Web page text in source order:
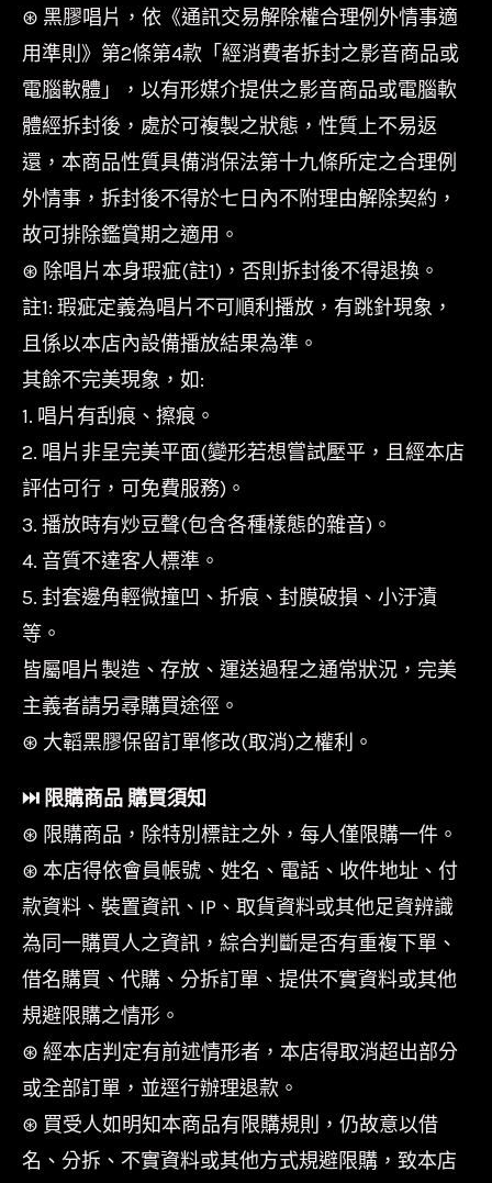
⊛ 黑膠唱片，依《通訊交易解除權合理例外情事適
用準則》第2條第4款「經消費者拆封之影音商品或
電腦軟體」，以有形媒介提供之影音商品或電腦軟
體經拆封後，處於可複製之狀態，性質上不易返
還，本商品性質具備消保法第十九條所定之合理例
外情事，拆封後不得於七日內不附理由解除契約，
故可排除鑑賞期之適用。
⊛ 除唱片本身瑕疵(註1)，否則拆封後不得退換。
註1: 瑕疵定義為唱片不可順利播放，有跳針現象，
且係以本店內設備播放結果為準。
其餘不完美現象，如:
1. 唱片有刮痕、擦痕。
2. 唱片非呈完美平面(變形若想嘗試壓平，且經本店
評估可行，可免費服務)。
3. 播放時有炒豆聲(包含各種樣態的雜音)。
4. 音質不達客人標準。
5. 封套邊角輕微撞凹、折痕、封膜破損、小汙漬
等。
皆屬唱片製造、存放、運送過程之通常狀況，完美
主義者請另尋購買途徑。
⊛ 大韜黑膠保留訂單修改(取消)之權利。
⏭︎ 限購商品 購買須知
⊛ 限購商品，除特別標註之外，每人僅限購一件。
⊛ 本店得依會員帳號、姓名、電話、收件地址、付
款資料、裝置資訊、IP、取貨資料或其他足資辨識
為同一購買人之資訊，綜合判斷是否有重複下單、
借名購買、代購、分拆訂單、提供不實資料或其他
規避限購之情形。
⊛ 經本店判定有前述情形者，本店得取消超出部分
或全部訂單，並逕行辦理退款。
⊛ 買受人如明知本商品有限購規則，仍故意以借
名、分拆、不實資料或其他方式規避限購，致本店